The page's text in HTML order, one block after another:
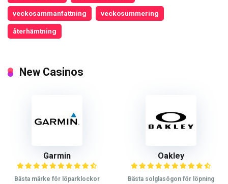
veckosammanfattning veckosummering
återhämtning
New Casinos
Garmin
Bästa märke för löparklockor
Oakley
Bästa solglasögon för löpning